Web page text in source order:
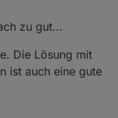
2, knob und playlist
erst mal in den
kann
komisch anfühlt dann
zu gut...
Die Lösung mit
ist auch eine gute